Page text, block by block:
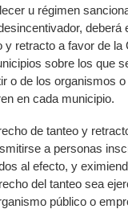
u régimen
deberá
y retracto a favor de la
sobre los que
o de los organismos
en cada municipio.
de tanteo y
a personas
al efecto, y
del tanteo sea
público o